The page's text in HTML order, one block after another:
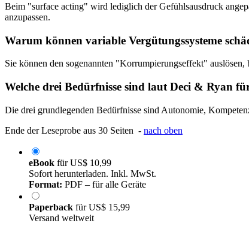
Beim "surface acting" wird lediglich der Gefühlsausdruck
anzupassen.
Warum können variable Vergütungssysteme
Sie können den sogenannten "Korrumpierungseffekt"
Welche drei Bedürfnisse sind laut Deci & Ryan
Die drei grundlegenden Bedürfnisse sind Autonomie,
Ende der Leseprobe aus 30 Seiten - nach oben
eBook fürUS$ 10,99
Sofort herunterladen. Inkl. MwSt.
Format: PDF – für alle Geräte
Paperback fürUS$ 15,99
Versand weltweit